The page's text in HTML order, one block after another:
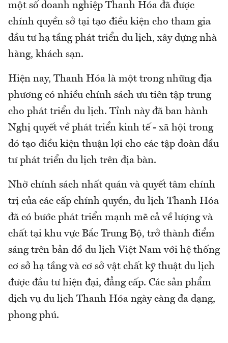
một số doanh nghiệp Thanh Hóa đã được
chính quyền sở tại tạo điều kiện cho tham gia
đầu tư hạ tầng phát triển du lịch, xây dựng nhà
hàng, khách sạn.
Hiện nay, Thanh Hóa là một trong những địa
phương có nhiều chính sách ưu tiên tập trung
cho phát triển du lịch. Tỉnh này đã ban hành
Nghị quyết về phát triển kinh tế - xã hội trong
đó tạo điều kiện thuận lợi cho các tập đoàn đầu
tư phát triển du lịch trên địa bàn.
Nhờ chính sách nhất quán và quyết tâm chính
trị của các cấp chính quyền, du lịch Thanh Hóa
đã có bước phát triển mạnh mẽ cả về lượng và
chất tại khu vực Bắc Trung Bộ, trở thành điểm
sáng trên bản đồ du lịch Việt Nam với hệ thống
cơ sở hạ tầng và cơ sở vật chất kỹ thuật du lịch
được đầu tư hiện đại, đẳng cấp. Các sản phẩm
dịch vụ du lịch Thanh Hóa ngày càng đa dạng,
phong phú.